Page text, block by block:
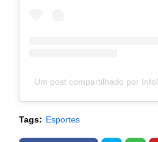
Um post compartilhado por
Tags: Esportes